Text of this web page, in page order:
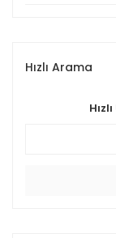
Hızlı Arama